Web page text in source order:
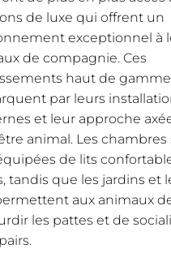
de luxe qui offrent un
exceptionnel à
de compagnie. Ces
haut de
par leurs
et leur approche
animal. Les chambres
de lits
tandis que les jardins et
aux animaux
les pattes et de